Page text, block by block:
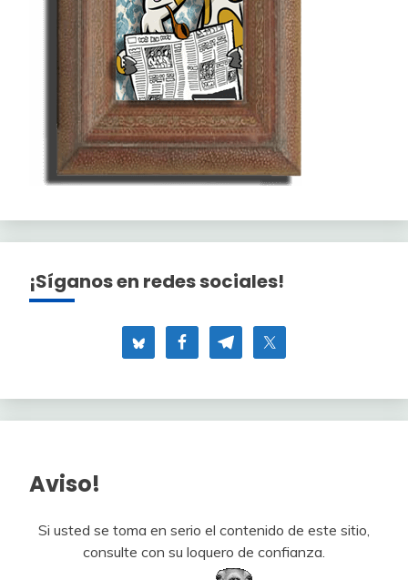
¡Síganos en redes sociales!
Aviso!
Si usted se toma en serio el contenido de este sitio,
consulte con su loquero de confianza.